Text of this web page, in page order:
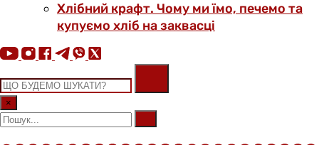
Хлібний крафт. Чому ми їмо, печемо та
купуємо хліб на заквасці
×